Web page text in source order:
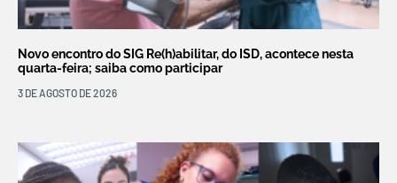
Novo encontro do SIG Re(h)abilitar, do ISD, acontece nesta
quarta-feira; saiba como participar
3 DE AGOSTO DE 2026